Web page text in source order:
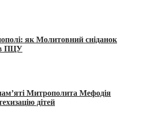
як Молитовний сніданок
в ПЦУ
Митрополита Мефодія
дітей